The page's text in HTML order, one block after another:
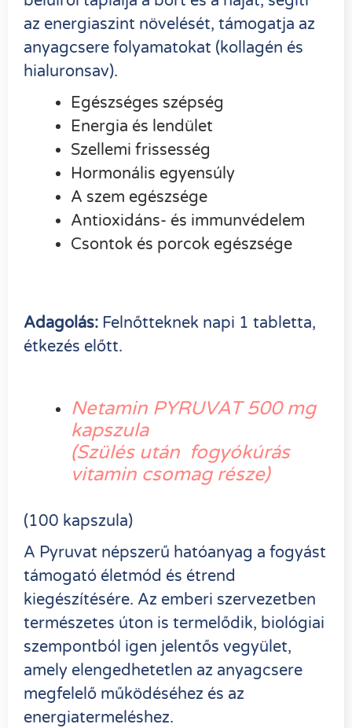
az energiaszint növelését, támogatja az
anyagcsere folyamatokat (kollagén és
hialuronsav).
Egészséges szépség
Energia és lendület
Szellemi frissesség
Hormonális egyensúly
A szem egészsége
Antioxidáns- és immunvédelem
Csontok és porcok egészsége
Adagolás: Felnőtteknek napi 1 tabletta,
étkezés előtt.
Netamin PYRUVAT 500 mg
kapszula
(Szülés után fogyókúrás
vitamin csomag része)
(100 kapszula)
A Pyruvat népszerű hatóanyag a fogyást
támogató életmód és étrend
kiegészítésére. Az emberi szervezetben
természetes úton is termelődik, biológiai
szempontból igen jelentős vegyület,
amely elengedhetetlen az anyagcsere
megfelelő működéséhez és az
energiatermeléshez.